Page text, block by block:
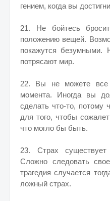
гением, когда вы
21. Не бойтесь
положению вещей.
покажутся безумными.
потрясают мир.
22. Вы не можете все
момента. Иногда вы
сделать что-то, потому
для того, чтобы
что могло бы быть.
23. Страх
Сложно следовать
трагедия случается
ложный страх.